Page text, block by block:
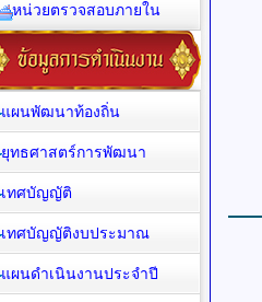
หน่วยตรวจสอบภายใน
แผนพัฒนาท้องถิ่น
ยุทธศาสตร์การพัฒนา
เทศบัญญัติ
เทศบัญญัติงบประมาณ
แผนดำเนินงานประจำปี